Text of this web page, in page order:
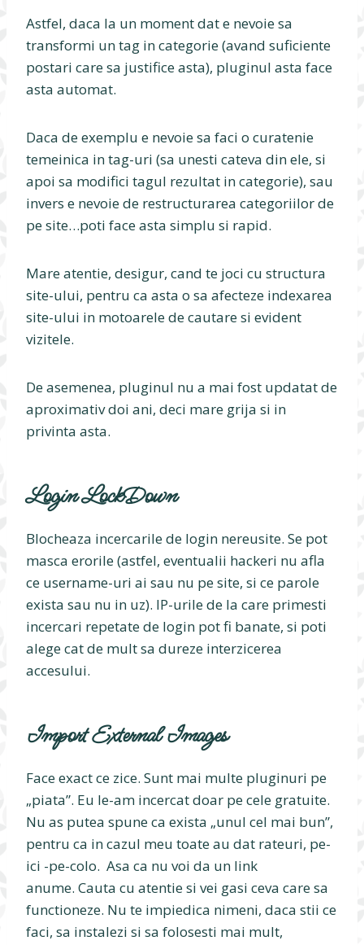
Astfel, daca la un moment dat e nevoie sa
transformi un tag in categorie (avand suficiente
postari care sa justifice asta), pluginul asta face
asta automat.
Daca de exemplu e nevoie sa faci o curatenie
temeinica in tag-uri (sa unesti cateva din ele, si
apoi sa modifici tagul rezultat in categorie), sau
invers e nevoie de restructurarea categoriilor de
pe site…poti face asta simplu si rapid.
Mare atentie, desigur, cand te joci cu structura
site-ului, pentru ca asta o sa afecteze indexarea
site-ului in motoarele de cautare si evident
vizitele.
De asemenea, pluginul nu a mai fost updatat de
aproximativ doi ani, deci mare grija si in
privinta asta.
Login LockDown
Blocheaza incercarile de login nereusite. Se pot
masca erorile (astfel, eventualii hackeri nu afla
ce username-uri ai sau nu pe site, si ce parole
exista sau nu in uz). IP-urile de la care primesti
incercari repetate de login pot fi banate, si poti
alege cat de mult sa dureze interzicerea
accesului.
Import External Images
Face exact ce zice. Sunt mai multe pluginuri pe
„piata”. Eu le-am incercat doar pe cele gratuite.
Nu as putea spune ca exista „unul cel mai bun”,
pentru ca in cazul meu toate au dat rateuri, pe-
ici -pe-colo. Asa ca nu voi da un link
anume. Cauta cu atentie si vei gasi ceva care sa
functioneze. Nu te impiedica nimeni, daca stii ce
faci, sa instalezi si sa folosesti mai mult,